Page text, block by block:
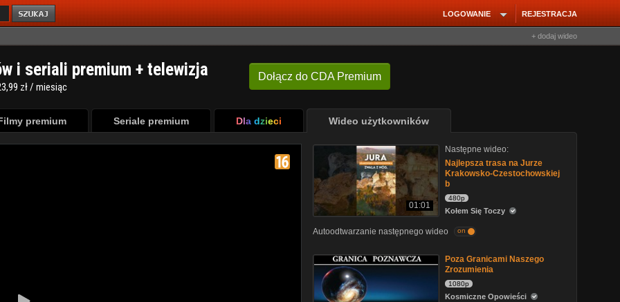
REJESTRACJA
LOGOWANIE
+ dodaj wideo
Dołącz do CDA Premium
i seriali premium + telewizja
zł / miesiąc
premium Seriale premium Dla dzieci Wideo użytkowników
01:01
Następne wideo:
Najlepsza trasa na Jurze
Krakowsko-Czestochowskiej
b
480p
Kołem Się Toczy
Autoodtwarzanie następnego wideo on
Poza Granicami Naszego
Zrozumienia
1080p
Kosmiczne Opowieści